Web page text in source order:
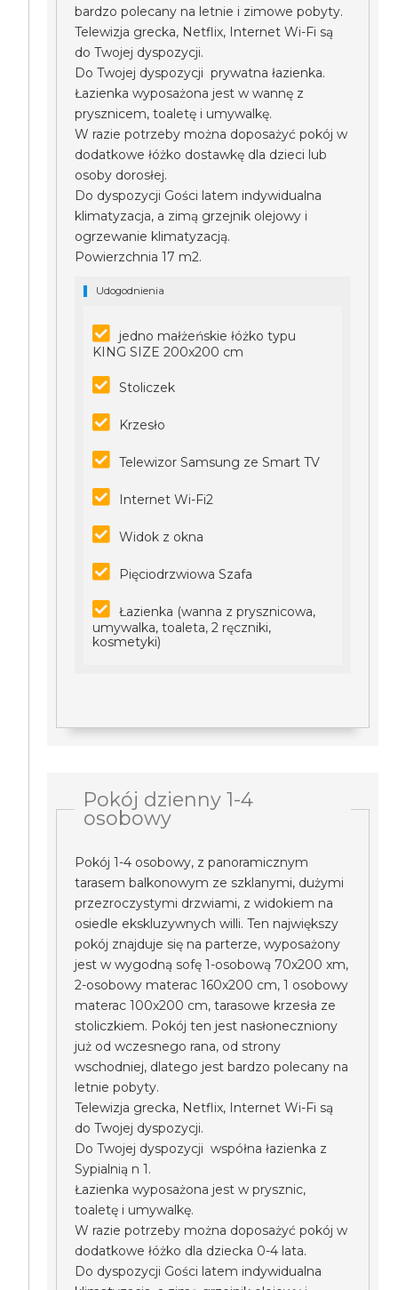
bardzo polecany na letnie i zimowe pobyty.
Telewizja grecka, Netflix, Internet Wi-Fi są
do Twojej dyspozycji.
Do Twojej dyspozycji prywatna łazienka.
Łazienka wyposażona jest w wannę z
prysznicem, toaletę i umywalkę.
W razie potrzeby można doposażyć pokój w
dodatkowe łóżko dostawkę dla dzieci lub
osoby dorosłej.
Do dyspozycji Gości latem indywidualna
klimatyzacja, a zimą grzejnik olejowy i
ogrzewanie klimatyzacją.
Powierzchnia 17 m2.
Udogodnienia
jedno małżeńskie łóżko typu
KING SIZE 200x200 cm
Stoliczek
Krzesło
Telewizor Samsung ze Smart TV
Internet Wi-Fi2
Widok z okna
Pięciodrzwiowa Szafa
Łazienka (wanna z prysznicowa,
umywalka, toaleta, 2 ręczniki,
kosmetyki)
Pokój dzienny 1-4
osobowy
Pokój 1-4 osobowy, z panoramicznym
tarasem balkonowym ze szklanymi, dużymi
przezroczystymi drzwiami, z widokiem na
osiedle ekskluzywnych willi. Ten największy
pokój znajduje się na parterze, wyposażony
jest w wygodną sofę 1-osobową 70x200 xm,
2-osobowy materac 160x200 cm, 1 osobowy
materac 100x200 cm, tarasowe krzesła ze
stoliczkiem. Pokój ten jest nasłoneczniony
już od wczesnego rana, od strony
wschodniej, dlatego jest bardzo polecany na
letnie pobyty.
Telewizja grecka, Netflix, Internet Wi-Fi są
do Twojej dyspozycji.
Do Twojej dyspozycji współna łazienka z
Sypialnią n 1.
Łazienka wyposażona jest w prysznic,
toaletę i umywalkę.
W razie potrzeby można doposażyć pokój w
dodatkowe łóżko dla dziecka 0-4 lata.
Do dyspozycji Gości latem indywidualna